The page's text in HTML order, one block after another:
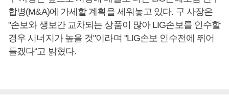
합병(M&A)에 가세할 계획을 세워놓고 있다. 구 사장은
"손보와 생보간 교차되는 상품이 많아 LIG손보를 인수할
경우 시너지가 높을 것"이라며 "LIG손보 인수전에 뛰어
들겠다“고 밝혔다.